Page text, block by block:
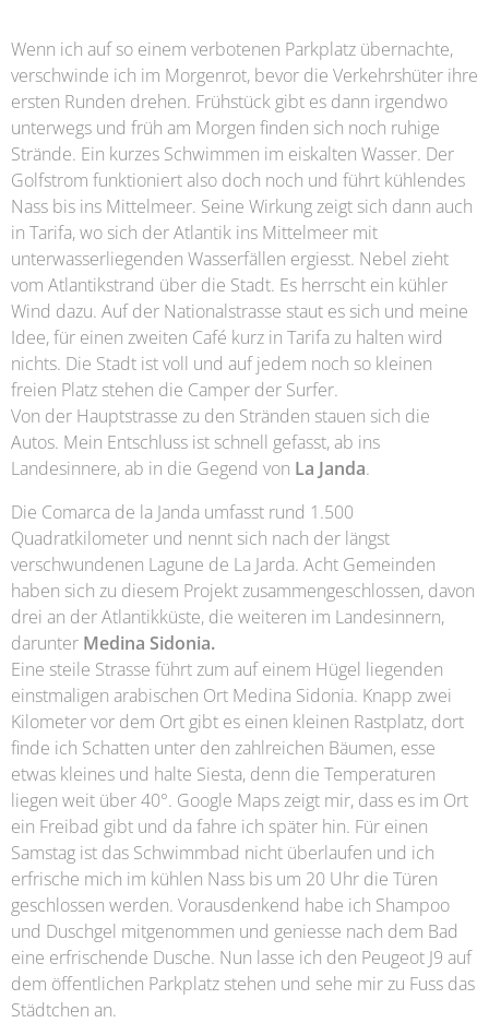
Wenn ich auf so einem verbotenen Parkplatz übernachte,
verschwinde ich im Morgenrot, bevor die Verkehrshüter ihre
ersten Runden drehen. Frühstück gibt es dann irgendwo
unterwegs und früh am Morgen finden sich noch ruhige
Strände. Ein kurzes Schwimmen im eiskalten Wasser. Der
Golfstrom funktioniert also doch noch und führt kühlendes
Nass bis ins Mittelmeer. Seine Wirkung zeigt sich dann auch
in Tarifa, wo sich der Atlantik ins Mittelmeer mit
unterwasserliegenden Wasserfällen ergiesst. Nebel zieht
vom Atlantikstrand über die Stadt. Es herrscht ein kühler
Wind dazu. Auf der Nationalstrasse staut es sich und meine
Idee, für einen zweiten Café kurz in Tarifa zu halten wird
nichts. Die Stadt ist voll und auf jedem noch so kleinen
freien Platz stehen die Camper der Surfer.
Von der Hauptstrasse zu den Stränden stauen sich die
Autos. Mein Entschluss ist schnell gefasst, ab ins
Landesinnere, ab in die Gegend von La Janda.
Die Comarca de la Janda umfasst rund 1.500
Quadratkilometer und nennt sich nach der längst
verschwundenen Lagune de La Jarda. Acht Gemeinden
haben sich zu diesem Projekt zusammengeschlossen, davon
drei an der Atlantikküste, die weiteren im Landesinnern,
darunter Medina Sidonia.
Eine steile Strasse führt zum auf einem Hügel liegenden
einstmaligen arabischen Ort Medina Sidonia. Knapp zwei
Kilometer vor dem Ort gibt es einen kleinen Rastplatz, dort
finde ich Schatten unter den zahlreichen Bäumen, esse
etwas kleines und halte Siesta, denn die Temperaturen
liegen weit über 40°. Google Maps zeigt mir, dass es im Ort
ein Freibad gibt und da fahre ich später hin. Für einen
Samstag ist das Schwimmbad nicht überlaufen und ich
erfrische mich im kühlen Nass bis um 20 Uhr die Türen
geschlossen werden. Vorausdenkend habe ich Shampoo
und Duschgel mitgenommen und geniesse nach dem Bad
eine erfrischende Dusche. Nun lasse ich den Peugeot J9 auf
dem öffentlichen Parkplatz stehen und sehe mir zu Fuss das
Städtchen an.